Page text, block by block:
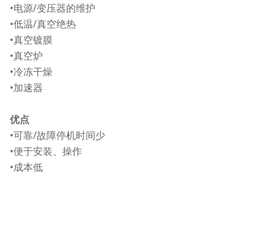
•电源/变压器的维护
•低温/真空绝热
•真空镀膜
•真空炉
•冷冻干燥
•加速器
优点
•可靠/故障停机时间少
•便于安装、操作
•成本低